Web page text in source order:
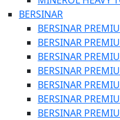
BERSINAR
BERSINAR
BERSINAR
BERSINAR
BERSINAR
BERSINAR
BERSINAR
BERSINAR